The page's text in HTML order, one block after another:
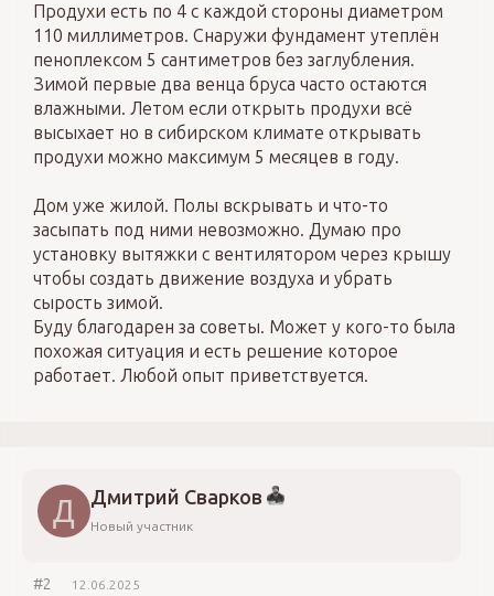
Продухи есть по 4 с каждой стороны диаметром
110 миллиметров. Снаружи фундамент утеплён
пеноплексом 5 сантиметров без заглубления.
Зимой первые два венца бруса часто остаются
влажными. Летом если открыть продухи всё
высыхает но в сибирском климате открывать
продухи можно максимум 5 месяцев в году.
Дом уже жилой. Полы вскрывать и что-то
засыпать под ними невозможно. Думаю про
установку вытяжки с вентилятором через крышу
чтобы создать движение воздуха и убрать
сырость зимой.
Буду благодарен за советы. Может у кого-то была
похожая ситуация и есть решение которое
работает. Любой опыт приветствуется.
Дмитрий Сварков
Новый участник
Д
#2 12.06.2025